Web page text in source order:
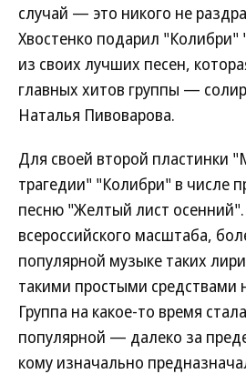
случай — это никого не
Хвостенко подарил
из своих лучших песен,
главных хитов группы —
Наталья Пивоварова.
Для своей второй пластинки
трагедии" "Колибри" в числе
песню "Желтый лист
всероссийского масштаба,
популярной музыке таких
такими простыми средствами
Группа на какое-то время
популярной — далеко за
кому изначально